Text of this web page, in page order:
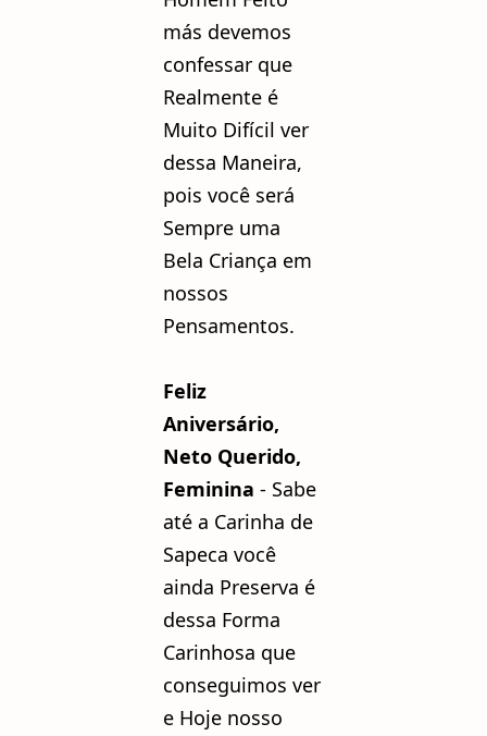
más devemos
confessar que
Realmente é
Muito Difícil ver
dessa Maneira,
pois você será
Sempre uma
Bela Criança em
nossos
Pensamentos.
Feliz
Aniversário,
Neto Querido,
Feminina - Sabe
até a Carinha de
Sapeca você
ainda Preserva é
dessa Forma
Carinhosa que
conseguimos ver
e Hoje nosso